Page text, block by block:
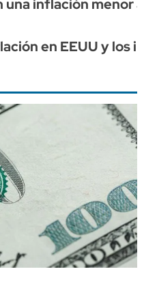
inflación menor
en EEUU y los